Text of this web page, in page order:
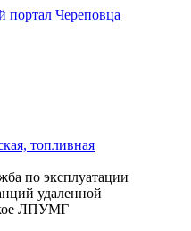
топливная
по эксплуатации
удаленной
ЛПУМГ